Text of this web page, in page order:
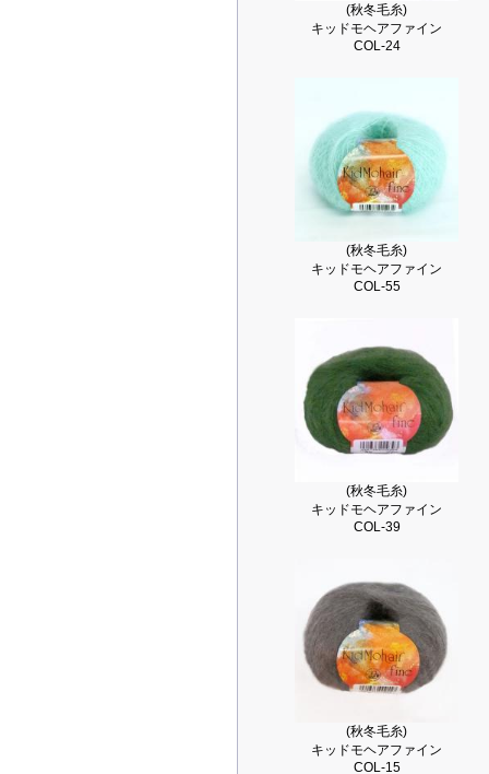
(秋冬毛糸)
キッドモヘアファイン
COL-24
(秋冬毛糸)
キッドモヘアファイン
COL-55
(秋冬毛糸)
キッドモヘアファイン
COL-39
(秋冬毛糸)
キッドモヘアファイン
COL-15